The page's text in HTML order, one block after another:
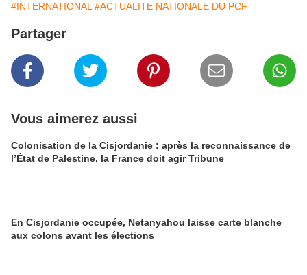
#INTERNATIONAL #ACTUALITE NATIONALE DU PCF
Partager
Vous aimerez aussi
Colonisation de la Cisjordanie : après la reconnaissance de
l’État de Palestine, la France doit agir Tribune
En Cisjordanie occupée, Netanyahou laisse carte blanche
aux colons avant les élections